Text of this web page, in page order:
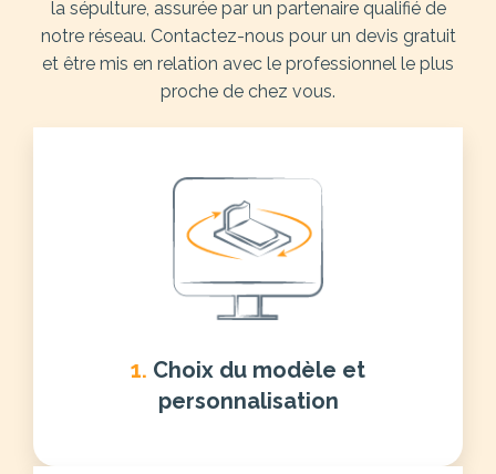
la sépulture, assurée par un partenaire qualifié de
notre réseau. Contactez-nous pour un devis gratuit
et être mis en relation avec le professionnel le plus
proche de chez vous.
1. Choix du modèle et
personnalisation